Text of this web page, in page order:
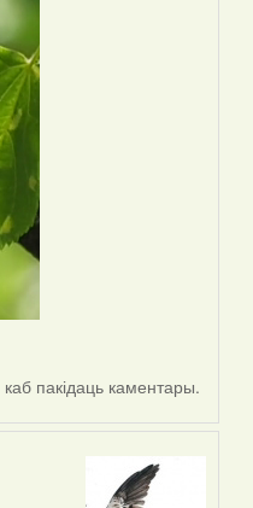
каб пакідаць каментары.